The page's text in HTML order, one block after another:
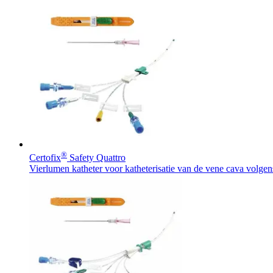
Certofix® Safety Quattro
Vierlumen katheter voor katheterisatie van de vene cava